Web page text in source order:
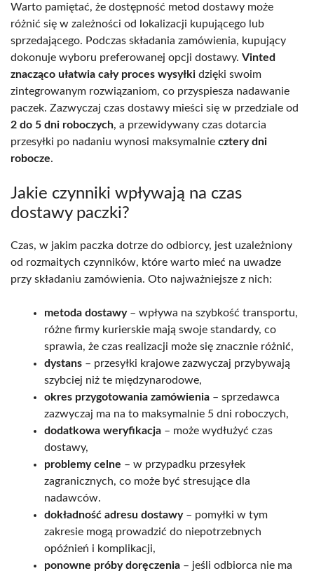
Warto pamiętać, że dostępność metod dostawy może
różnić się w zależności od lokalizacji kupującego lub
sprzedającego. Podczas składania zamówienia, kupujący
dokonuje wyboru preferowanej opcji dostawy. Vinted
znacząco ułatwia cały proces wysyłki dzięki swoim
zintegrowanym rozwiązaniom, co przyspiesza nadawanie
paczek. Zazwyczaj czas dostawy mieści się w przedziale od
2 do 5 dni roboczych, a przewidywany czas dotarcia
przesyłki po nadaniu wynosi maksymalnie cztery dni
robocze.
Jakie czynniki wpływają na czas
dostawy paczki?
Czas, w jakim paczka dotrze do odbiorcy, jest uzależniony
od rozmaitych czynników, które warto mieć na uwadze
przy składaniu zamówienia. Oto najważniejsze z nich:
metoda dostawy– wpływa na szybkość transportu,
różne firmy kurierskie mają swoje standardy, co
sprawia, że czas realizacji może się znacznie różnić,
dystans – przesyłki krajowe zazwyczaj przybywają
szybciej niż te międzynarodowe,
okres przygotowania zamówienia – sprzedawca
zazwyczaj ma na to maksymalnie 5 dni roboczych,
dodatkowa weryfikacja – może wydłużyć czas
dostawy,
problemy celne – w przypadku przesyłek
zagranicznych, co może być stresujące dla
nadawców.
dokładność adresu dostawy– pomyłki w tym
zakresie mogą prowadzić do niepotrzebnych
opóźnień i komplikacji,
ponowne próby doręczenia – jeśli odbiorca nie ma